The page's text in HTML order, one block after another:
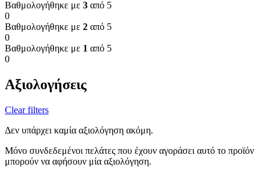
Βαθμολογήθηκε με 3 από 5
0
Βαθμολογήθηκε με 2 από 5
0
Βαθμολογήθηκε με 1 από 5
0
Αξιολογήσεις
Clear filters
Δεν υπάρχει καμία αξιολόγηση ακόμη.
Μόνο συνδεδεμένοι πελάτες που έχουν αγοράσει αυτό το προϊόν
μπορούν να αφήσουν μία αξιολόγηση.